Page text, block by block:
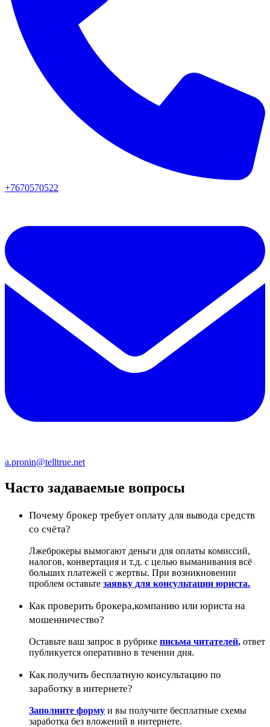
+7670570522
a.pronin@telltrue.net
Часто задаваемые вопросы
Почему брокер требует оплату для вывода средств
со счёта?
Лжеброкеры вымогают деньги для оплаты комиссий,
налогов, конвертация и т.д. с целью выманивания всё
больших платежей с жертвы. При возникновении
проблем оставьте заявку для консультации юриста.
Как проверить брокера,компанию или юриста на
мошенничество?
Оставьте ваш запрос в рубрике письма читателей, ответ
публикуется оперативно в течении дня.
Как получить бесплатную консультацию по
заработку в интернете?
Заполните форму и вы получите бесплатные схемы
заработка без вложений в интернете.